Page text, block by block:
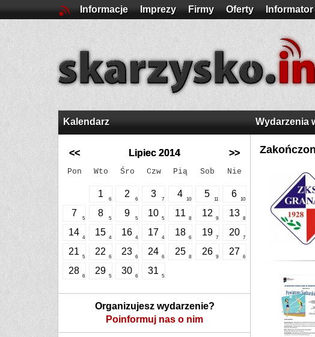
Informacje Imprezy Firmy Oferty Informator
Kalendarz
<< Lipiec 2014 >>
Pon Wto Śro Czw Pią Sob Nie
1
6
2
6
3
7
4
10
5
11
6
10
7
5
8
5
9
5
10
5
11
8
12
9
13
8
14
4
15
4
16
4
17
4
18
6
19
7
20
7
21
5
22
6
23
6
24
6
25
8
26
9
27
6
28
6
29
5
30
6
31
5
Organizujesz wydarzenie?
Poinformuj nas o nim
Wydarzenia